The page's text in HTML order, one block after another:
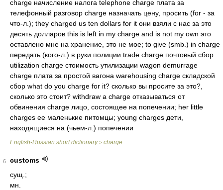
English-Russian short dictionary> charge
6
customs
сущ.;
мн.